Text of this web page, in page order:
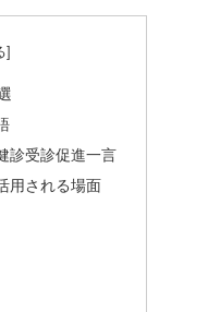
診受診促進一言
用される場面